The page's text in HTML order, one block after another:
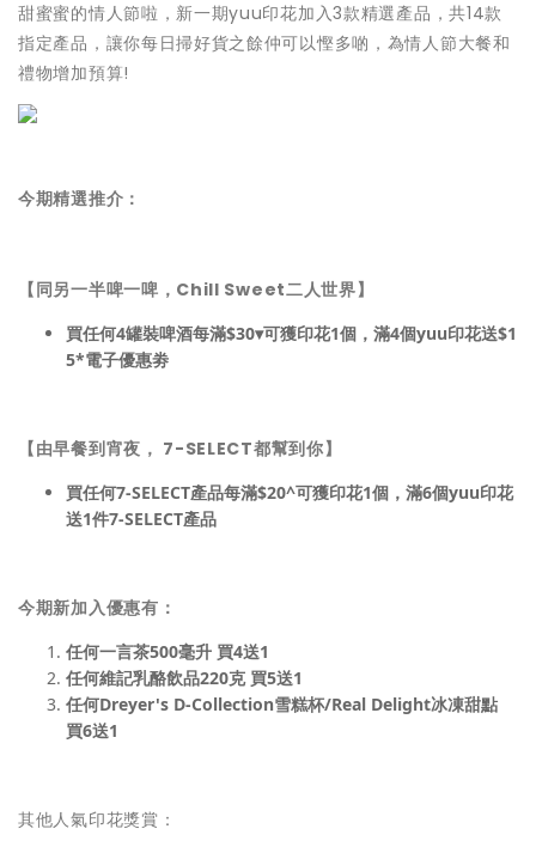
甜蜜蜜的情人節啦，新一期yuu印花加入3款精選產品，共14款
指定產品，讓你每日掃好貨之餘仲可以慳多啲，為情人節大餐和
禮物增加預算!
今期精選推介：
【同另一半啤一啤，Chill Sweet二人世界】
買任何4罐裝啤酒每滿$30▾可獲印花1個，滿4個yuu印花送$1
5*電子優惠劵
【由早餐到宵夜， 7-SELECT都幫到你】
買任何7-SELECT產品每滿$20^可獲印花1個，滿6個yuu印花
送1件7-SELECT產品
今期新加入優惠有：
任何一言茶500毫升 買4送1
任何維記乳酪飲品220克 買5送1
任何Dreyer's D-Collection雪糕杯/Real Delight冰凍甜點
買6送1
其他人氣印花獎賞：